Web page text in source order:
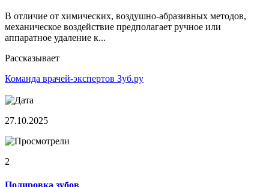
В отличие от химических, воздушно-абразивных методов,
механическое воздействие предполагает ручное или
аппаратное удаление к...
Рассказывает
Команда врачей-экспертов Зуб.ру
27.10.2025
2
Полировка зубов